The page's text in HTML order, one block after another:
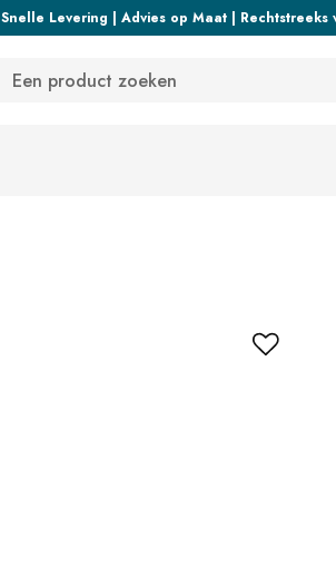
Snelle Levering | Advies op Maat | Rechtstreeks